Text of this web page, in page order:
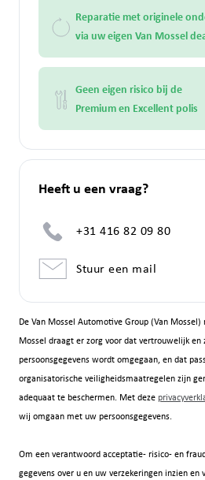
De Van Mossel Automotive Group (Van
Mossel draagt er zorg voor dat vertrouwelijk
persoonsgegevens wordt omgegaan, en dat
organisatorische veiligheidsmaatregelen zijn
adequaat te beschermen. Met deze
wij omgaan met uw persoonsgegevens.
Om een verantwoord acceptatie- risico- en
gegevens over u en uw verzekeringen inzien en
Reparatie met originele
via uw eigen Van Mossel
Geen eigen risico bij de
Premium en Excellent polis
Heeft u een vraag?
+31 416 82 09 80
Stuur een mail